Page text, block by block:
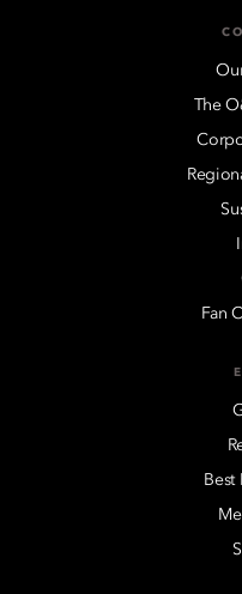
The
Fan
Best